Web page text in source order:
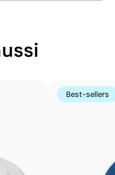
Best-sellers